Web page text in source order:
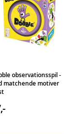
observationsspil -
matchende motiver